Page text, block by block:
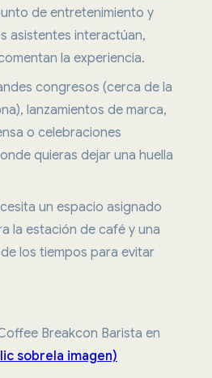
de entretenimiento y
asistentes interactúan,
la experiencia.
congresos (cerca de la
lanzamientos de marca,
o celebraciones
quieras dejar una huella
un espacio asignado
la estación de café y una
los tiempos para evitar
Breakcon Barista en
sobrela imagen)